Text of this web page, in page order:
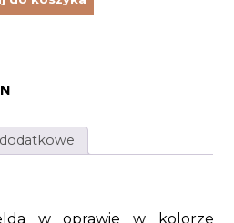
w oprawie w kolorze